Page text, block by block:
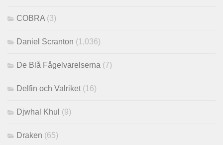
COBRA (3)
Daniel Scranton (1,036)
De Blå Fågelvarelserna (7)
Delfin och Valriket (16)
Djwhal Khul (9)
Draken (65)